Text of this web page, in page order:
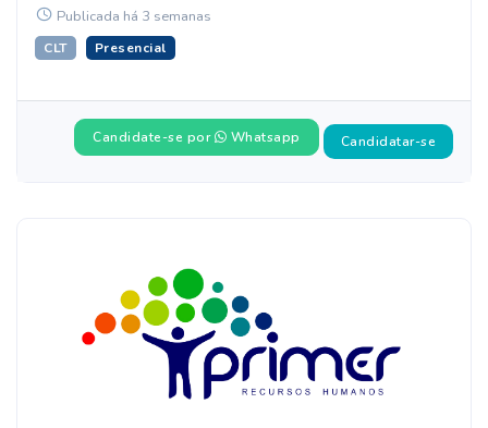
Publicada há 3 semanas
CLT Presencial
Candidate-se por Whatsapp Candidatar-se